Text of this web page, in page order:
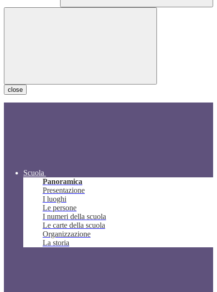
close
Scuola
Panoramica
Presentazione
I luoghi
Le persone
I numeri della scuola
Le carte della scuola
Organizzazione
La storia